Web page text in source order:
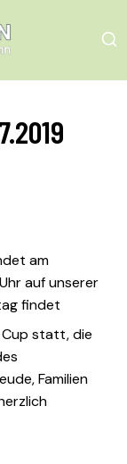
am
auf unserer
findet
statt, die
Familien